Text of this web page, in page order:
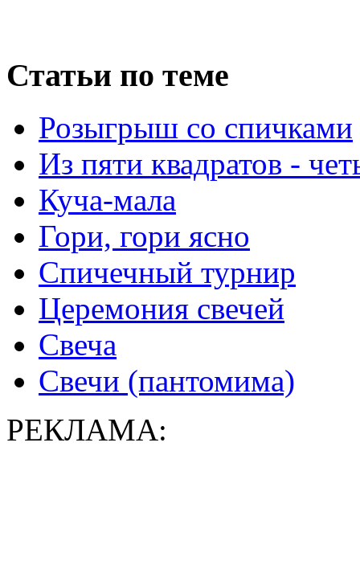
Статьи по теме
Розыгрыш со спичками
Из пяти квадратов -
Куча-мала
Гори, гори ясно
Спичечный турнир
Церемония свечей
Свеча
Свечи (пантомима)
РЕКЛАМА: